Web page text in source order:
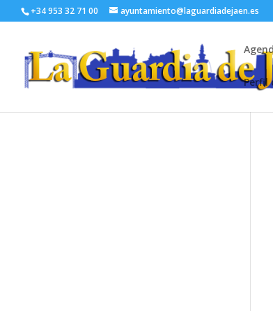
+34 953 32 71 00 ayuntamiento@laguardiadejaen.es
Perfil